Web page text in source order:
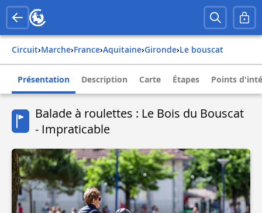
Circuit› Marche› france› aquitaine› gironde› le bouscat
Présentation Description Carte Étapes Points
Balade à roulettes : Le Bois du Bouscat
- Impraticable